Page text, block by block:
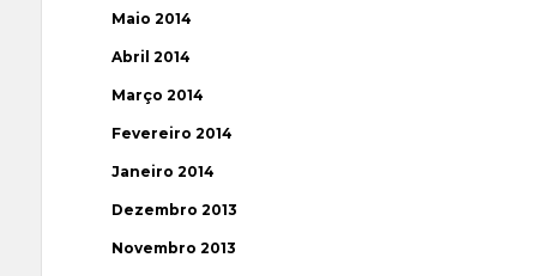
Maio 2014
Abril 2014
Março 2014
Fevereiro 2014
Janeiro 2014
Dezembro 2013
Novembro 2013